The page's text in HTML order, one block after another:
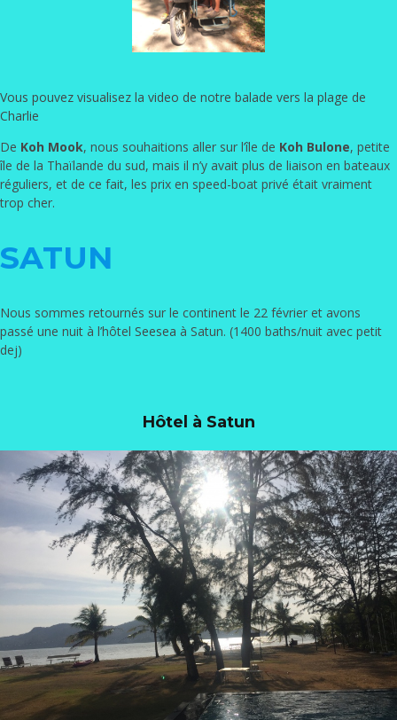
Vous pouvez visualisez la video de notre balade vers la plage de
Charlie
De Koh Mook, nous souhaitions aller sur l’île de Koh Bulone, petite
île de la Thaïlande du sud, mais il n’y avait plus de liaison en bateaux
réguliers, et de ce fait, les prix en speed-boat privé était vraiment
trop cher.
SATUN
Nous sommes retournés sur le continent le 22 février et avons
passé une nuit à l’hôtel Seesea à Satun. (1400 baths/nuit avec petit
dej)
Hôtel à Satun